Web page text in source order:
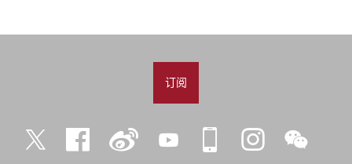
订阅
Twitter Facebook 微
YouTube iPolyU Instagram微